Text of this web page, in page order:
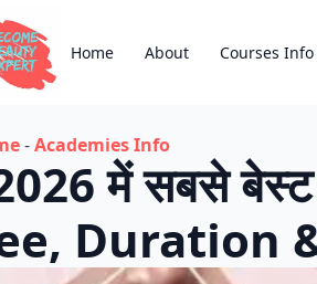
Home About Courses Info
-Academies Info
में सबसे
Duration